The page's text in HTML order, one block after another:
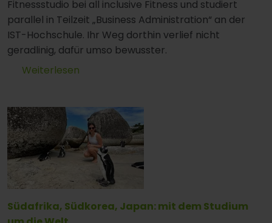
Fitnessstudio bei all inclusive Fitness und studiert
parallel in Teilzeit „Business Administration“ an der
IST-Hochschule. Ihr Weg dorthin verlief nicht
geradlinig, dafür umso bewusster.
Weiterlesen
Südafrika, Südkorea, Japan: mit dem Studium